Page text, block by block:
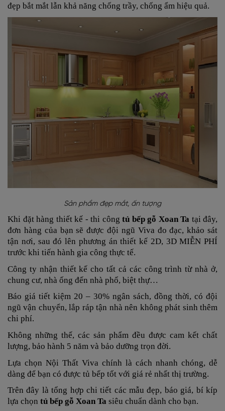
đẹp bắt mắt lẫn khả năng chống trầy, chống ẩm hiệu quả.
Sản phẩm đẹp mắt, ấn tượng
Khi đặt hàng thiết kế - thi công tủ bếp gỗ Xoan Ta tại đây,
đơn hàng của bạn sẽ được đội ngũ Viva đo đạc, khảo sát
tận nơi, sau đó lên phương án thiết kế 2D, 3D MIỄN PHÍ
trước khi tiến hành gia công thực tế.
Công ty nhận thiết kế cho tất cả các công trình từ nhà ở,
chung cư, nhà ống đến nhà phố, biệt thự…
Báo giá tiết kiệm 20 – 30% ngân sách, đồng thời, có đội
ngũ vận chuyển, lắp ráp tận nhà nên không phát sinh thêm
chi phí.
Không những thế, các sản phẩm đều được cam kết chất
lượng, bảo hành 5 năm và bảo dưỡng trọn đời.
Lựa chọn Nội Thất Viva chính là cách nhanh chóng, dễ
dàng để bạn có được tủ bếp tốt với giá rẻ nhất thị trường.
Trên đây là tổng hợp chi tiết các mẫu đẹp, báo giá, bí kíp
lựa chọn tủ bếp gỗ Xoan Ta siêu chuẩn dành cho bạn.